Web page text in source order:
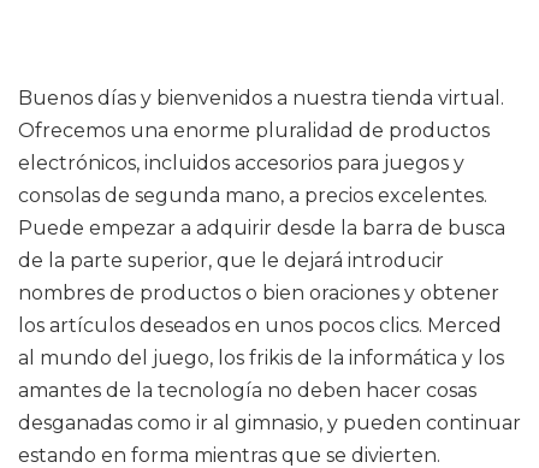
Buenos días y bienvenidos a nuestra tienda virtual.
Ofrecemos una enorme pluralidad de productos
electrónicos, incluidos accesorios para juegos y
consolas de segunda mano, a precios excelentes.
Puede empezar a adquirir desde la barra de busca
de la parte superior, que le dejará introducir
nombres de productos o bien oraciones y obtener
los artículos deseados en unos pocos clics. Merced
al mundo del juego, los frikis de la informática y los
amantes de la tecnología no deben hacer cosas
desganadas como ir al gimnasio, y pueden continuar
estando en forma mientras que se divierten.